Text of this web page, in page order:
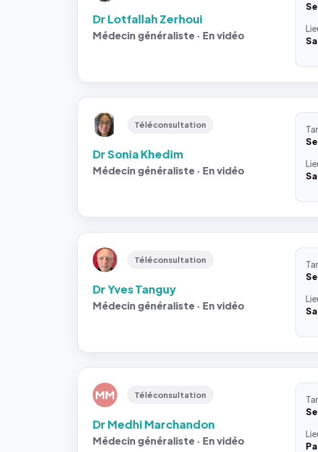
Dr Lotfallah Zerhoui
Médecin généraliste · En vidéo
Téléconsultation
Dr Sonia Khedim
Médecin généraliste · En vidéo
Téléconsultation
Dr Yves Tanguy
Médecin généraliste · En vidéo
MM Téléconsultation
Dr Medhi Marchandon
Médecin généraliste · En vidéo